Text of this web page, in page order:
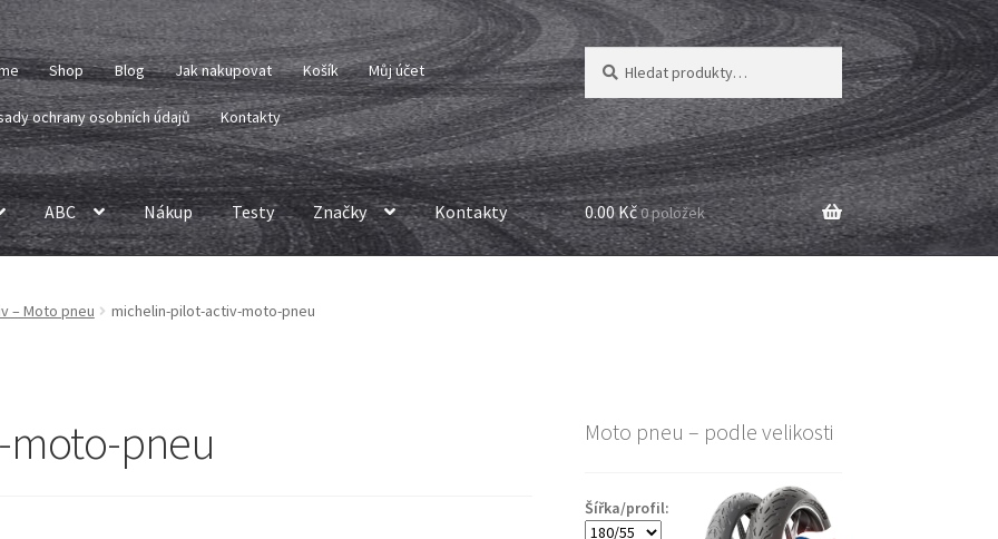
Shop Blog Jak nakupovat Košík Můj účet
ochrany osobních údajů Kontakty
Hledat:
Hledat
ABC Nákup Testy Značky Kontakty 0.00 Kč0 položek
– Moto pneu michelin-pilot-activ-moto-pneu
pneu Moto pneu – podle velikosti
Šířka/profil: